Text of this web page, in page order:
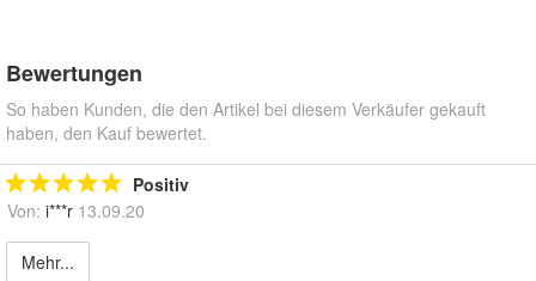
Bewertungen
So haben Kunden, die den Artikel bei diesem Verkäufer gekauft
haben, den Kauf bewertet.
Positiv
Von: i***r 13.09.20
Mehr...